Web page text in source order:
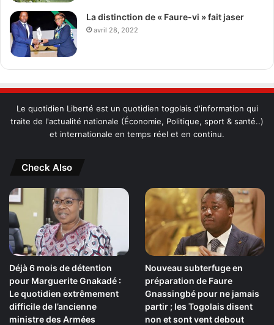
La distinction de « Faure-vi » fait jaser
avril 28, 2022
Le quotidien Liberté est un quotidien togolais d'information qui
traite de l'actualité nationale (Économie, Politique, sport & santé..)
et internationale en temps réel et en continu.
Check Also
Déjà 6 mois de détention
pour Marguerite Gnakadé :
Le quotidien extrêmement
difficile de l’ancienne
ministre des Armées
Nouveau subterfuge en
préparation de Faure
Gnassingbé pour ne jamais
partir ; les Togolais disent
non et sont vent debout